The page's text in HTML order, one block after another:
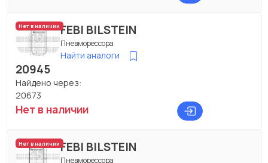
Нет в наличииFEBI BILSTEIN
Пневморессора
Найти аналоги
20945
Найдено через:
20673
Нет в наличии
Нет в наличииFEBI BILSTEIN
Пневморессора